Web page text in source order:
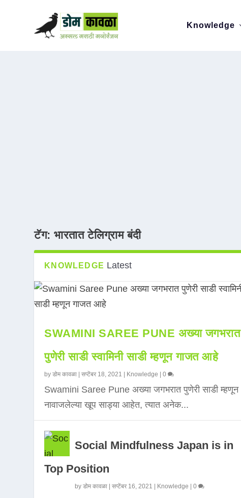
Knowledge
टॅग:भारतात टेलिग्राम बंदी
KNOWLEDGE Latest
SWAMINI SAREE PUNE अख्या जगभरात
पुणेरी साडी स्वामिनी साडी म्हणून गाजत आहे
byडोम कावळा |सप्टेंबर 18, 2021 Knowledge |0
Swamini Saree Pune अख्या जगभरात पुणेरी साडी म्हणून
नावाजलेल्या खूप साड्या आहेत, त्यात अनेक...
Social Mindfulness Japan is in
Top Position
byडोम कावळा |सप्टेंबर 16, 2021 Knowledge |0